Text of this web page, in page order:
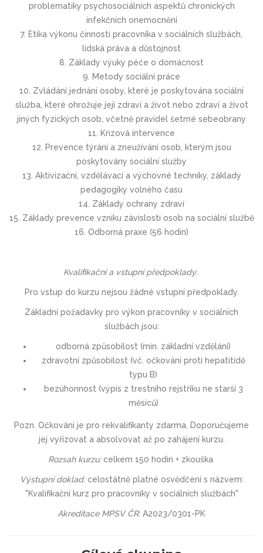
problematiky psychosociálních aspektů chronických
infekčních onemocnění
7. Etika výkonu činnosti pracovníka v sociálních službách,
lidská práva a důstojnost
8. Základy výuky péče o domácnost
9. Metody sociální práce
10. Zvládání jednání osoby, které je poskytována sociální
služba, které ohrožuje její zdraví a život nebo zdraví a život
jiných fyzických osob, včetně pravidel šetrné sebeobrany
11. Krizová intervence
12. Prevence týrání a zneužívání osob, kterým jsou
poskytovány sociální služby
13. Aktivizační, vzdělávací a výchovné techniky, základy
pedagogiky volného času
14. Základy ochrany zdraví
15. Základy prevence vzniku závislosti osob na sociální službě
16. Odborná praxe (56 hodin)
Kvalifikační a vstupní předpoklady:
Pro vstup do kurzu nejsou žádné vstupní předpoklady.
Základní požadavky pro výkon pracovníky v sociálních
službách jsou:
odborná způsobilost (min. základní vzdělání)
zdravotní způsobilost (vč. očkování proti hepatitidě
typu B)
bezúhonnost (výpis z trestního rejstříku ne starší 3
měsíců)
Pozn. Očkování je pro rekvalifikanty zdarma. Doporučujeme
jej vyřizovat a absolvovat až po zahájení kurzu.
Rozsah kurzu:celkem 150 hodin + zkouška
Výstupní doklad:celostátně platné osvědčení s názvem:
"Kvalifikační kurz pro pracovníky v sociálních službách"
Akreditace MPSV ČR: A2023/0301-PK